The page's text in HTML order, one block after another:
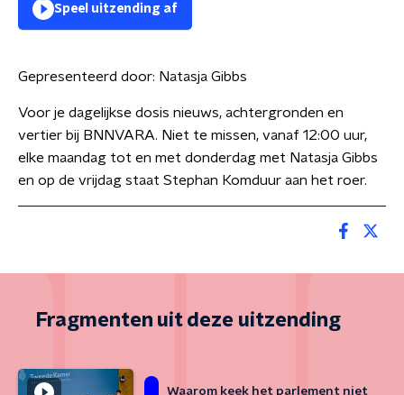
Speel uitzending af
Gepresenteerd door: Natasja Gibbs
Voor je dagelijkse dosis nieuws, achtergronden en
vertier bij BNNVARA. Niet te missen, vanaf 12:00 uur,
elke maandag tot en met donderdag met Natasja Gibbs
en op de vrijdag staat Stephan Komduur aan het roer.
Fragmenten uit deze uitzending
Waarom keek het parlement niet